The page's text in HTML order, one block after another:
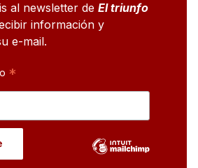
al newsletter deEl triunfo
información y
e-mail.
*